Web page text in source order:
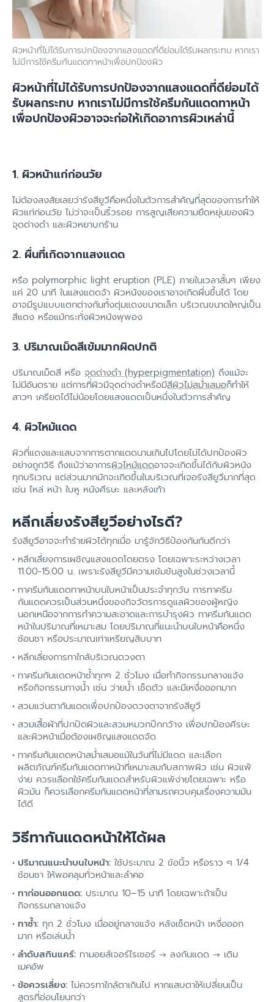
ผิวหน้าที่ไม่ได้รับการปกป้องจากแสงแดดที่ดีย่อมได้รับผลกระทบ หากเรา
ไม่มีการใช้ครีมกันแดดทาหน้าเพื่อปกป้องผิว
ผิวหน้าที่ไม่ได้รับการปกป้องจากแสงแดดที่ดีย่อมได้
รับผลกระทบ หากเราไม่มีการใช้ครีมกันแดดทาหน้า
เพื่อปกป้องผิวอาจจะก่อให้เกิดอาการผิวเหล่านี้
1. ผิวหน้าแก่ก่อนวัย
ไม่ต้องสงสัยเลยว่ารังสียูวีคือหนึ่งในตัวการสำคัญที่สุดของการทำให้
ผิวแก่ก่อนวัย ไม่ว่าจะเป็นริ้วรอย การสูญเสียความยืดหยุ่นของผิว
จุดด่างดำ และผิวหยาบกร้าน
2. ผื่นที่เกิดจากแสงแดด
หรือ polymorphic light eruption (PLE) ภายในเวลาสั้นๆ เพียง
แค่ 20 นาที ในแสงแดดจ้า ผิวหนังของเราอาจเกิดผื่นขึ้นได้ โดย
อาจมีรูปแบบแตกต่างกันทั้งตุ่มแดงขนาดเล็ก บริเวณขนาดใหญ่เป็น
สีแดง หรือแม้กระทั่งผิวหนังพุพอง
3. ปริมาณเม็ดสีเข้มมากผิดปกติ
ปริมาณเม็ดสี หรือ จุดด่างดำ (hyperpigmentation) ถึงแม้จะ
ไม่มีอันตราย แต่การที่ผิวมีจุดด่างดำหรือมีสีผิวไม่สม่ำเสมอก็ทำให้
สาวๆ เครียดได้ไม่น้อยโดยแสงแดดเป็นหนึ่งในตัวการสำคัญ
4. ผิวไหม้แดด
ผิวที่แดงและแสบจากการตากแดดนานเกินไปโดยไม่ได้ปกป้องผิว
อย่างถูกวิธี ถึงแม้ว่าอาการผิวไหม้แดดอาจจะเกิดขึ้นได้กับผิวหนัง
ทุกบริเวณ แต่ส่วนมากมักจะเกิดขึ้นในบริเวณที่เจอรังสียูวีมากที่สุด
เช่น ไหล่ หน้า ใบหู หนังศีรษะ และหลังเท้า
หลีกเลี่ยงรังสียูวีอย่างไรดี?
รังสียูวีอาจจะทำร้ายผิวได้ทุกเมื่อ มารู้จักวิธีป้องกันกันดีกว่า
หลีกเลี่ยงการเผชิญแสงแดดโดยตรง โดยเฉพาะระหว่างเวลา
11.00-15.00 น. เพราะรังสียูวีมีความเข้มข้นสูงในช่วงเวลานี้
ทาครีมกันแดดทาหน้าบนใบหน้าเป็นประจำทุกวัน การทาครีม
กันแดดควรเป็นส่วนหนึ่งของกิจวัตรการดูแลผิวของผู้หญิง
นอกเหนือจากการทำความสะอาดและการบำรุงผิว ทาครีมกันแดด
หน้าในปริมาณที่เหมาะสม โดยปริมาณที่แนะนำบนใบหน้าคือหนึ่ง
ช้อนชา หรือประมาณเท่าเหรียญสิบบาท
หลีกเลี่ยงการทาใกล้บริเวณดวงตา
ทาครีมกันแดดหน้าซ้ำทุกๆ 2 ชั่วโมง เมื่อทำกิจกรรมกลางแจ้ง
หรือกิจกรรมทางน้ำ เช่น ว่ายน้ำ เช็ดตัว และมีเหงื่อออกมาก
สวมแว่นตากันแดดเพื่อปกป้องดวงตาจากรังสียูวี
สวมเสื้อผ้าที่ปกปิดผิวและสวมหมวกปีกกว้าง เพื่อปกป้องศีรษะ
และผิวหน้าเมื่อต้องเผชิญแสงแดดจัด
ทาครีมกันแดดหน้าสม่ำเสมอแม้ในวันที่ไม่มีแดด และเลือก
ผลิตภัณฑ์ครีมกันแดดทาหน้าที่เหมาะสมกับสภาพผิว เช่น ผิวแพ้
ง่าย ควรเเลือกใช้ครีมกันแดดสำหรับผิวแพ้ง่ายโดยเฉพาะ หรือ
ผิวมัน ก็ควรเลือกครีมกันแดดหน้าที่สามรถควบคุมเรื่องความมัน
ได้ดี
วิธีทากันแดดหน้าให้ได้ผล
ปริมาณแนะนำบนใบหน้า: ใช้ประมาณ 2 ข้อนิ้ว หรือราว ๆ 1/4
ช้อนชา ให้พอคลุมทั่วหน้าและลำคอ
ทาก่อนออกแดด: ประมาณ 10–15 นาที โดยเฉพาะถ้าเป็น
กิจกรรมกลางแจ้ง
ทาซ้ำ: ทุก 2 ชั่วโมง เมื่ออยู่กลางแจ้ง หลังเช็ดหน้า เหงื่อออก
มาก หรือเล่นน้ำ
ลำดับสกินแคร์: ทามอยส์เจอร์ไรเซอร์ → ลงกันแดด → เติม
เมคอัพ
ข้อควรเลี่ยง: ไม่ควรทาใกล้ตาเกินไป หากแสบตาให้เปลี่ยนเป็น
สูตรที่อ่อนโยนกว่า